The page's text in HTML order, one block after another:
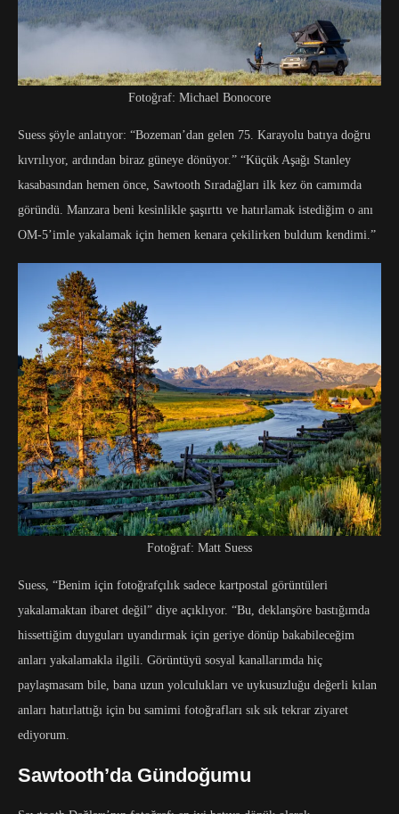
Fotoğraf: Michael Bonocore
Suess şöyle anlatıyor: “Bozeman’dan gelen 75. Karayolu batıya doğru
kıvrılıyor, ardından biraz güneye dönüyor.” “Küçük Aşağı Stanley
kasabasından hemen önce, Sawtooth Sıradağları ilk kez ön camımda
göründü. Manzara beni kesinlikle şaşırttı ve hatırlamak istediğim o anı
OM-5’imle yakalamak için hemen kenara çekilirken buldum kendimi.”
Fotoğraf: Matt Suess
Suess, “Benim için fotoğrafçılık sadece kartpostal görüntüleri
yakalamaktan ibaret değil” diye açıklıyor. “Bu, deklanşöre bastığımda
hissettiğim duyguları uyandırmak için geriye dönüp bakabileceğim
anları yakalamakla ilgili. Görüntüyü sosyal kanallarımda hiç
paylaşmasam bile, bana uzun yolculukları ve uykusuzluğu değerli kılan
anları hatırlattığı için bu samimi fotoğrafları sık sık tekrar ziyaret
ediyorum.
Sawtooth’da Gündoğumu